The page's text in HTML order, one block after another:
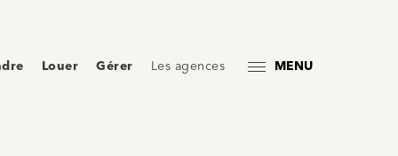
Louer Gérer Les agences MENU